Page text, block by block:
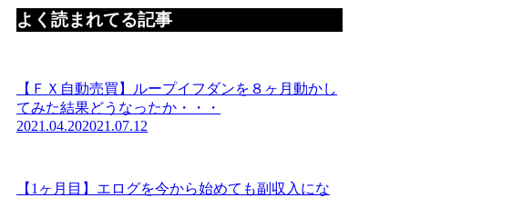
よく読まれてる記事
【ＦＸ自動売買】ループイフダンを８ヶ月動かし
てみた結果どうなったか・・・
2021.04.202021.07.12
【1ヶ月目】エログを今から始めても副収入にな